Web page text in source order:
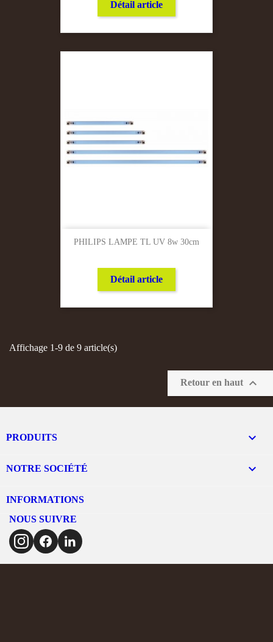
Détail article
PHILIPS LAMPE TL UV 8w 30cm
Détail article
Affichage 1-9 de 9 article(s)
Retour en haut 
PRODUITS 
NOTRE SOCIÉTÉ 
INFORMATIONS
NOUS SUIVRE